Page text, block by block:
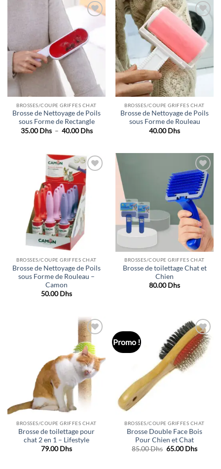
à la liste
de
souhaits
BROSSES/COUPE GRIFFES CHAT
Brosse de Nettoyage de Poils
sous Forme de Rectangle
35.00Dhs – 40.00DhsPlage
à
40.00 Dhs
Ajouter
à la liste
de
souhaits
BROSSES/COUPE GRIFFES CHAT
Brosse de Nettoyage de Poils
sous Forme de Rouleau
40.00Dhs
Ajouter
à la liste
souhaits
BROSSES/COUPE GRIFFES CHAT
Brosse de Nettoyage de Poils
sous Forme de Rouleau –
Camon
50.00Dhs
Ajouter
à la liste
de
souhaits
BROSSES/COUPE GRIFFES CHAT
Brosse de toilettage Chat et
Chien
80.00Dhs
Ajouter
à la liste
de
souhaits
BROSSES/COUPE GRIFFES CHAT
Brosse de toilettage pour
chat 2 en 1 – Lifestyle
79.00Dhs
Promo !
Ajouter
à la liste
de
souhaits
BROSSES/COUPE GRIFFES CHAT
Brosse Double Face Bois
Pour Chien et Chat
85.00Dhs Le
65.00DhsLe